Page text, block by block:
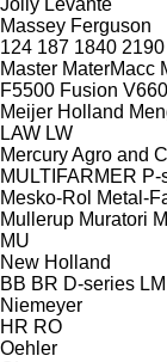
Massey Ferguson
124 187 1840 2190
Master MaterMacc
F5500 Fusion V660
Meijer Holland
LAW LW
Mercury Agro and
MULTIFARMER P-
Mesko-Rol Metal-
Mullerup Muratori
MU
New Holland
BB BR D-series LM
Niemeyer
HR RO
Oehler